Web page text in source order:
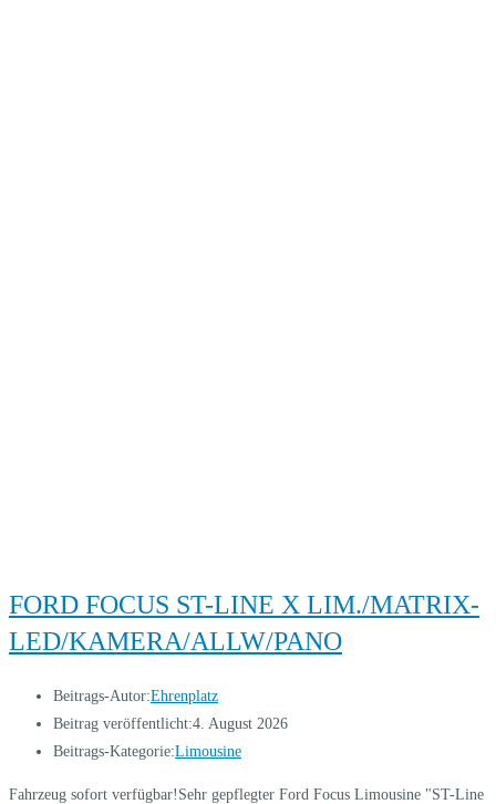
FORD FOCUS ST-LINE X LIM./MATRIX-
LED/KAMERA/ALLW/PANO
Beitrags-Autor:Ehrenplatz
Beitrag veröffentlicht:4. August 2026
Beitrags-Kategorie:Limousine
Fahrzeug sofort verfügbar!Sehr gepflegter Ford Focus Limousine "ST-Line